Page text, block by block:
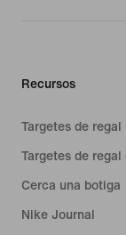
Recursos
Targetes de regal
Targetes de
Cerca una botiga
Nike Journal